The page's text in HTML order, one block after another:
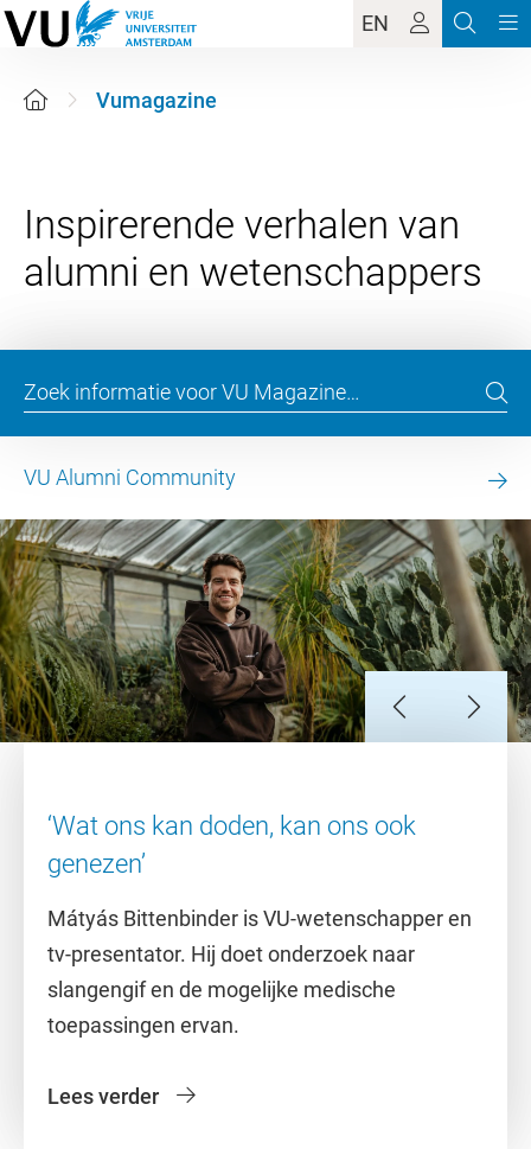
EN
Vumagazine
Inspirerende verhalen van
VU Alumni Community
‘Wat ons kan doden, kan ons ook
genezen’
Mátyás Bittenbinder is VU-wetenschapper en
tv-presentator. Hij doet onderzoek naar
slangengif en de mogelijke medische
toepassingen ervan.
Lees verder